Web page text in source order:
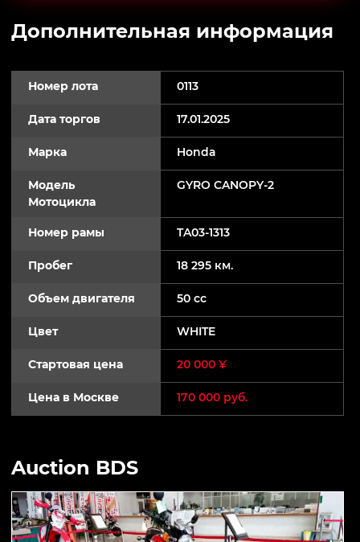
Дополнительная информация
Номер лота 0113
Дата торгов 17.01.2025
Марка Honda
Модель
Мотоцикла
GYRO CANOPY-2
Номер рамы TA03-1313
Пробег 18 295 км.
Объем двигателя 50 cc
Цвет WHITE
Стартовая цена 20 000 ¥
Цена в Москве 170 000 руб.
Auction BDS